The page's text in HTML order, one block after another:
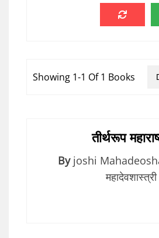
Showing 1-1 Of 1 Books
तीर्थरूप
By joshi
महादेवशास्त्री